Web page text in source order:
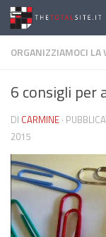
Salta al contenuto
ORGANIZZIAMOCI LA
6 consigli
DI CARMINE ·
2015